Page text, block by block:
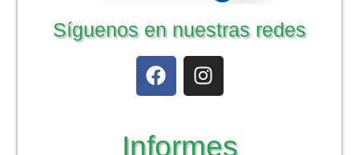
Síguenos en nuestras redes
Informes